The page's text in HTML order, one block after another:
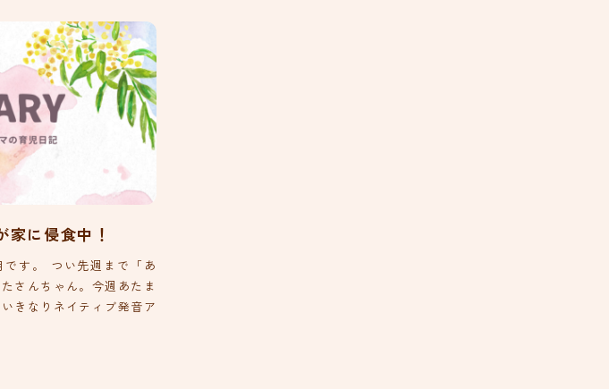
家に侵食中！
す。 つい先週まで「あ
さんちゃん。今週あたま
きなりネイティブ発音ア